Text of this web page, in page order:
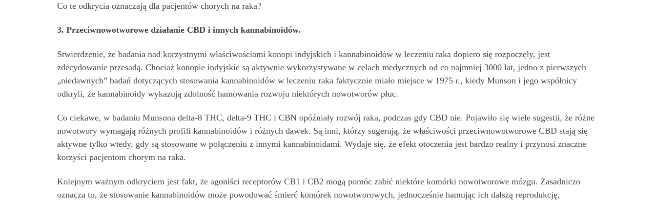
Co te odkrycia oznaczają dla pacjentów chorych na raka?
3. Przeciwnowotworowe działanie CBD i innych kannabinoidów.
Stwierdzenie, że badania nad korzystnymi właściwościami konopi indyjskich i kannabinoidów w leczeniu raka dopiero się rozpoczęły, jest
zdecydowanie przesadą. Chociaż konopie indyjskie są aktywnie wykorzystywane w celach medycznych od co najmniej 3000 lat, jedno z pierwszych
„niedawnych” badań dotyczących stosowania kannabinoidów w leczeniu raka faktycznie miało miejsce w 1975 r., kiedy Munson i jego współnicy
odkryli, że kannabinoidy wykazują zdolność hamowania rozwoju niektórych nowotworów płuc.
Co ciekawe, w badaniu Munsona delta-8 THC, delta-9 THC i CBN opóźniały rozwój raka, podczas gdy CBD nie. Pojawiło się wiele sugestii, że różne
nowotwory wymagają różnych profili kannabinoidów i różnych dawek. Są inni, którzy sugerują, że właściwości przeciwnowotworowe CBD stają się
aktywne tylko wtedy, gdy są stosowane w połączeniu z innymi kannabinoidami. Wydaje się, że efekt otoczenia jest bardzo realny i przynosi znaczne
korzyści pacjentom chorym na raka.
Kolejnym ważnym odkryciem jest fakt, że agoniści receptorów CB1 i CB2 mogą pomóc zabić niektóre komórki nowotworowe mózgu. Zasadniczo
oznacza to, że stosowanie kannabinoidów może powodować śmierć komórek nowotworowych, jednocześnie hamując ich dalszą reprodukcję,